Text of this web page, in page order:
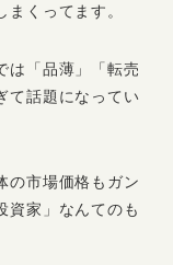
くってます。
は「品薄」「転売
て話題になってい
の市場価格もガン
資家」なんてのも